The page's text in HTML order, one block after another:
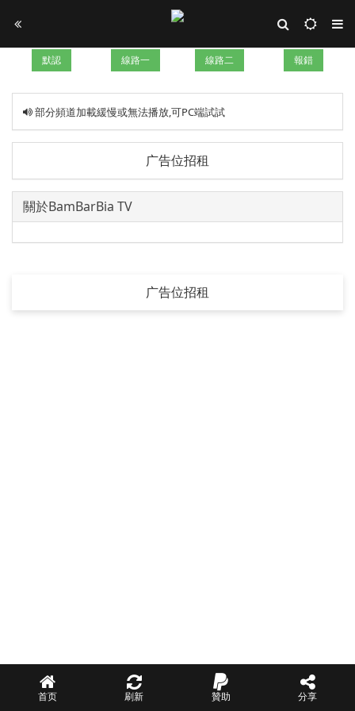
默認 線路一 線路二 報錯
部分頻道加載緩慢或無法播放,可PC端試試
广告位招租
關於BamBarBia TV
广告位招租
首页 刷新 贊助 分享